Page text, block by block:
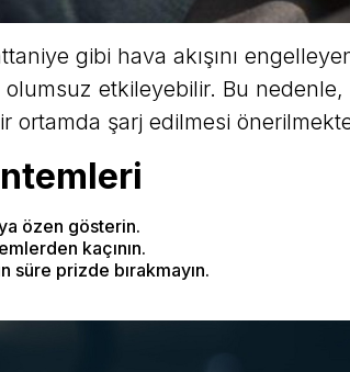
gibi hava akışını
olumsuz etkileyebilir. Bu nedenle,
ortamda şarj edilmesi
özen gösterin.
kaçının.
süre prizde bırakmayın.